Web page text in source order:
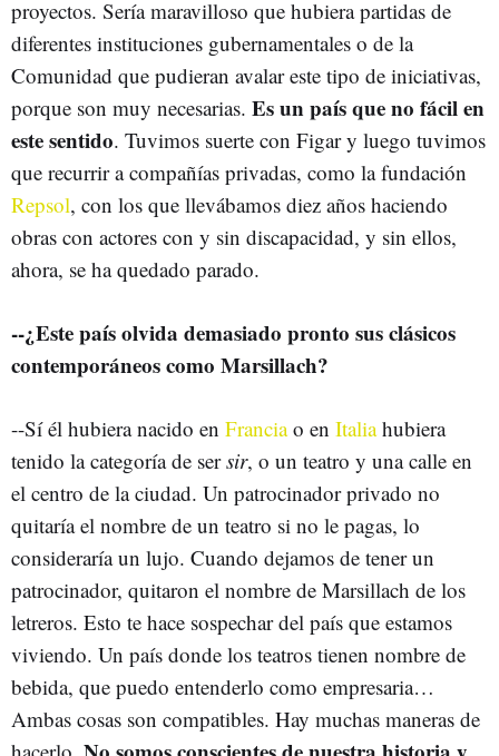
proyectos. Sería maravilloso que hubiera partidas de
diferentes instituciones gubernamentales o de la
Comunidad que pudieran avalar este tipo de iniciativas,
porque son muy necesarias. Es un país que no fácil en
este sentido. Tuvimos suerte con Figar y luego tuvimos
que recurrir a compañías privadas, como la fundación
Repsol, con los que llevábamos diez años haciendo
obras con actores con y sin discapacidad, y sin ellos,
ahora, se ha quedado parado.
--¿Este país olvida demasiado pronto sus clásicos
contemporáneos como Marsillach?
--Sí él hubiera nacido en Franciao en Italiahubiera
tenido la categoría de sersir, o un teatro y una calle en
el centro de la ciudad. Un patrocinador privado no
quitaría el nombre de un teatro si no le pagas, lo
consideraría un lujo. Cuando dejamos de tener un
patrocinador, quitaron el nombre de Marsillach de los
letreros. Esto te hace sospechar del país que estamos
viviendo. Un país donde los teatros tienen nombre de
bebida, que puedo entenderlo como empresaria…
Ambas cosas son compatibles. Hay muchas maneras de